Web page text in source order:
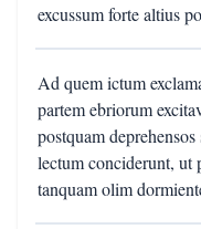
excussum forte altius
Ad quem ictum
partem ebriorum
postquam
lectum conciderunt, ut
tanquam olim